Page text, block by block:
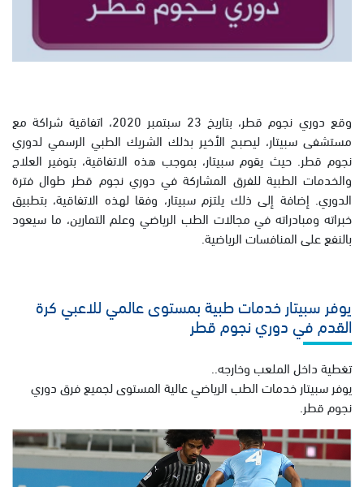
وقع دوري نجوم قطر، بتاريخ 23 سبتمبر 2020، اتفاقية شراكة مع
مستشفى سبيتار، ليصبح الأخير بذلك الشريك الطبي الرسمي لدوري
نجوم قطر. حيث يقوم سبيتار، بموجب هذه الاتفاقية، بتوفير العلاج
والخدمات الطبية للفرق المشاركة في دوري نجوم قطر طوال فترة
الدوري. إضافة إلى ذلك يلتزم سبيتار، وفقا لهذه الاتفاقية، بتطبيق
خبراته ومبادراته في مجالات الطب الرياضي وعلم التمارين، ما سيعود
بالنفع على المنافسات الرياضية.
يوفر سبيتار خدمات طبية بمستوى عالمي للاعبي كرة
القدم في دوري نجوم قطر
تغطية داخل الملعب وخارجه..
يوفر سبيتار خدمات الطب الرياضي عالية المستوى لجميع فرق دوري
نجوم قطر.